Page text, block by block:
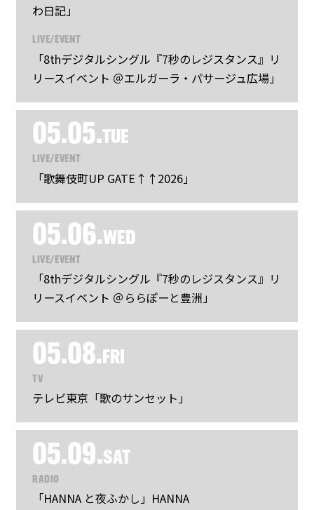
わ日記」
LIVE/EVENT
「8thデジタルシングル『7秒のレジスタンス』リ
リースイベント ＠エルガーラ・パサージュ広場」
05.05.TUE
LIVE/EVENT
「歌舞伎町UP GATE↑↑2026」
05.06.WED
LIVE/EVENT
「8thデジタルシングル『7秒のレジスタンス』リ
リースイベント ＠ららぽーと豊洲」
05.08.FRI
TV
テレビ東京「歌のサンセット」
05.09.SAT
RADIO
「HANNA と夜ふかし」HANNA